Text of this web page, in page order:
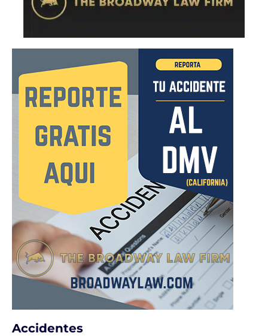
Accidentes